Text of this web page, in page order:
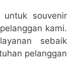
souvenir
kami.
sebaik
pelanggan